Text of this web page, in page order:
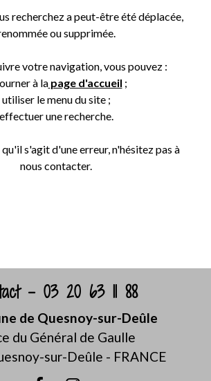
recherchez a peut-être été déplacée,
ou supprimée.
votre navigation, vous pouvez :
à la page d'accueil ;
utiliser le menu du site ;
effectuer une recherche.
qu'il s'agit d'une erreur, n'hésitez pas à
nous contacter.
- 03 20 63 11 88
de Quesnoy-sur-Deûle
du Général de Gaulle
sur-Deûle - FRANCE